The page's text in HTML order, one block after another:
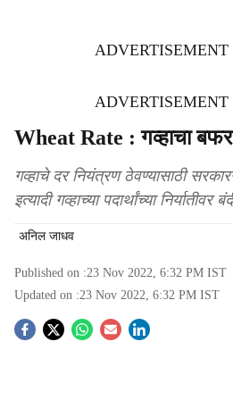
Wheat Rate : गव्हाचा
गव्हाचे दर नियंत्रण ठेवण्यासाठी
इत्यादी गव्हाच्या पदार्थांच्या निर्यातीवर
अनिल जाधव
Published on :23 Nov 2022, 6:32 PM IST
Updated on :23 Nov 2022, 6:32 PM IST
S